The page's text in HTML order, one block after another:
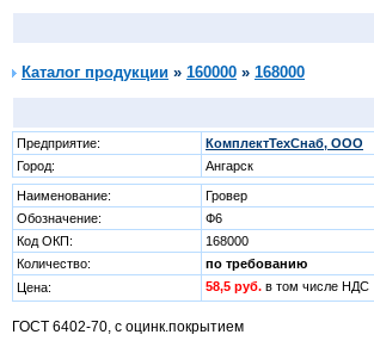
Каталог продукции » 160000 » 168000
Предприятие:
КомплектТехСнаб, ООО
Город:
Ангарск
Наименование:
Гровер
Обозначение:
Ф6
Код ОКП:
168000
Количество:
по требованию
Цена:
58,5 руб. в том числе НДС
ГОСТ 6402-70, с оцинк.покрытием